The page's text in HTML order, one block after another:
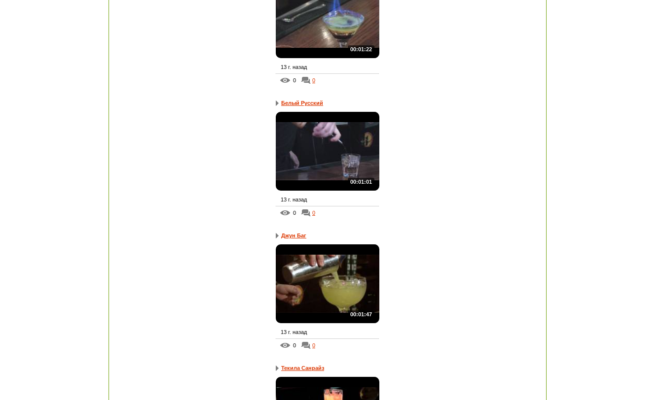
00:01:22
13 г. назад
0 0
Белый Русский
00:01:01
13 г. назад
0 0
Джун Баг
00:01:47
13 г. назад
0 0
Текила Санрайз